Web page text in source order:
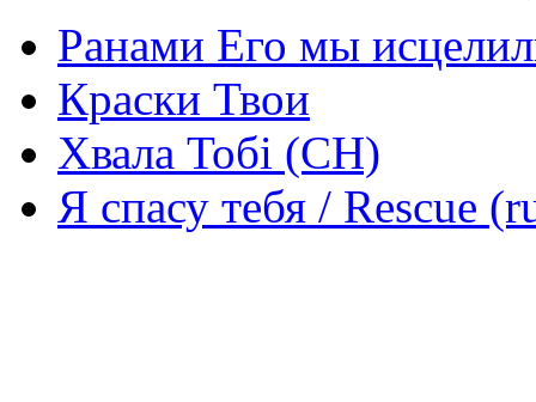
Ранами Его мы
Краски Твои
Хвала Тобі (СН)
Я спасу тебя / Rescue